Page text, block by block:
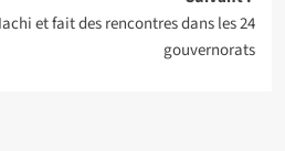
et fait des rencontres dans les 24
gouvernorats